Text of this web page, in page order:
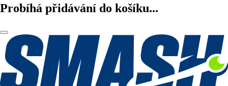
Probíhá přidávání do košíku...